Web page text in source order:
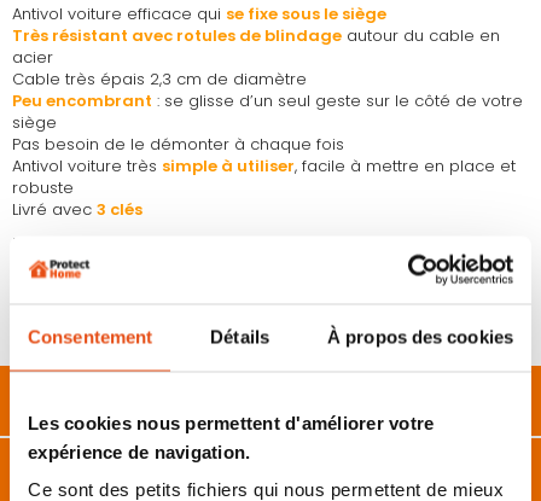
Consentement Détails À propos des cookies
Les cookies nous permettent d'améliorer votre
expérience de navigation.
Ce sont des petits fichiers qui nous permettent de mieux
Antivol voiture efficace qui se fixe sous le siège
Très résistant avec rotules de blindage autour du cable en
acier
Cable très épais 2,3 cm de diamètre
Peu encombrant : se glisse d’un seul geste sur le côté de votre
siège
Pas besoin de le démonter à chaque fois
Antivol voiture très simple à utiliser, facile à mettre en place et
robuste
Livré avec 3 clés
Utilisation :
votre siège, il ne vous reste plus qu’à verrouiller l’autre extrémité
sur votre volant. Cela aura pour effet de
bloquer totalement
impossible à voler.
Caractéristiques